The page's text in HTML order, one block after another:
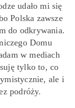
udało mi się
Polska zawsze
do odkrywania.
Domu
w mediach
tylko to, co
ale i
podróży.